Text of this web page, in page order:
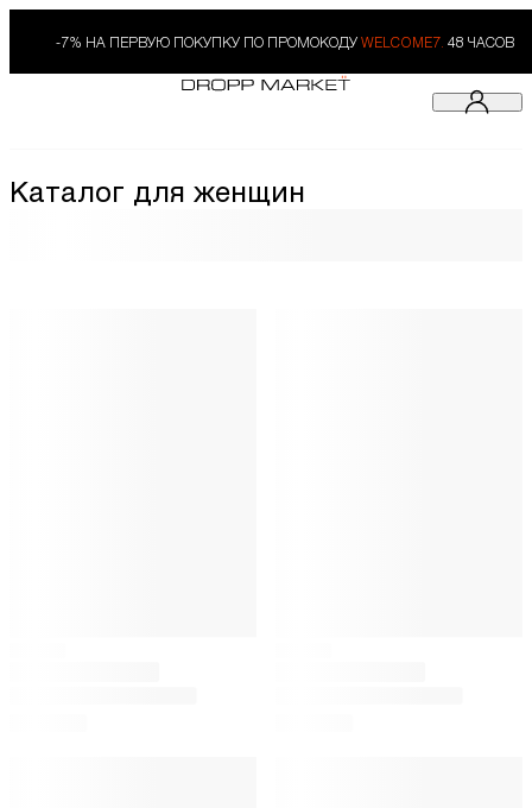
-7% НА ПЕРВУЮ ПОКУПКУ ПО ПРОМОКОДУ WELCOME7. 48 ЧАСОВ
Каталог для женщин